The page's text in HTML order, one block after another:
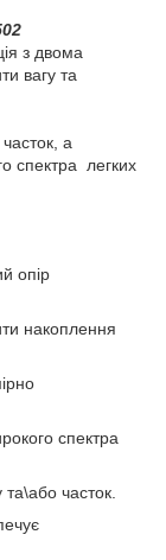
з двома
вагу та
а
спектра легких
опір
накоплення
спектра
та\або часток.